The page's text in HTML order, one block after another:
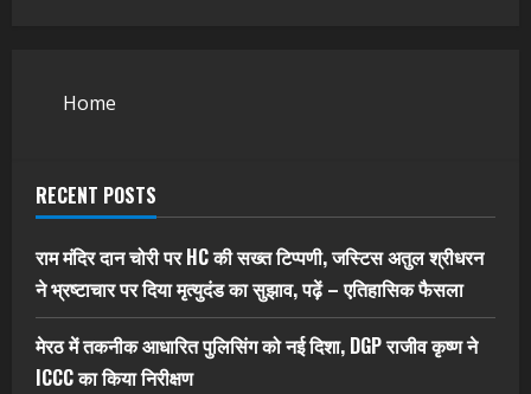
Home
RECENT POSTS
राम मंदिर दान चोरी पर HC की सख्त टिप्पणी, जस्टिस अतुल श्रीधरन
ने भ्रष्टाचार पर द‍िया मृत्युदंड का सुझाव, पढ़ें – एत‍िहास‍िक फैसला
मेरठ में तकनीक आधारित पुलिसिंग को नई दिशा, DGP राजीव कृष्ण ने
ICCC का किया निरीक्षण